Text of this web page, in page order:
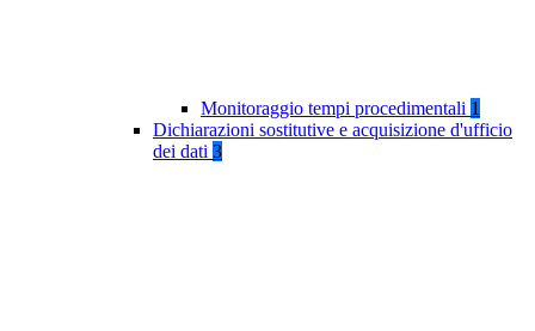
Monitoraggio tempi procedimentali 1
Dichiarazioni sostitutive e acquisizione d'ufficio
dei dati 3